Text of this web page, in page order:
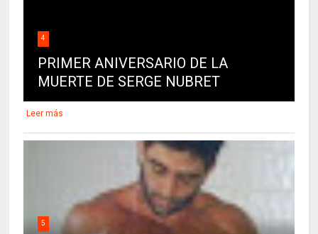
4
PRIMER ANIVERSARIO DE LA
MUERTE DE SERGE NUBRET
Leer más
5